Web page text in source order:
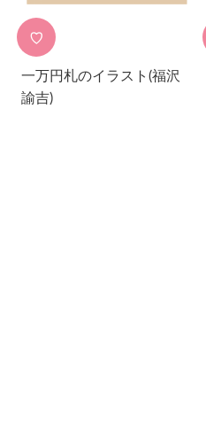
♡
一万円札のイラスト(福沢
諭吉)